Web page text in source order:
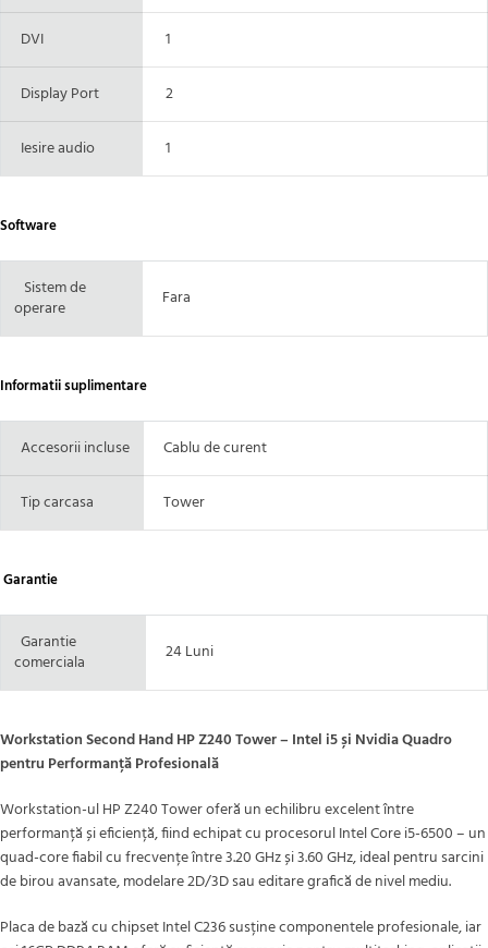
DVI 1
Display Port 2
Iesire audio 1
Software
Sistem de
operare
Fara
Informatii suplimentare
Accesorii incluse Cablu de curent
Tip carcasa Tower
Garantie
Garantie
comerciala
24 Luni
Workstation Second Hand HP Z240 Tower – Intel i5 și Nvidia Quadro
pentru Performanță Profesională
Workstation-ul HP Z240 Tower oferă un echilibru excelent între
performanță și eficiență, fiind echipat cu procesorul Intel Core i5-6500 – un
quad-core fiabil cu frecvențe între 3.20 GHz și 3.60 GHz, ideal pentru sarcini
de birou avansate, modelare 2D/3D sau editare grafică de nivel mediu.
Placa de bază cu chipset Intel C236 susține componentele profesionale, iar